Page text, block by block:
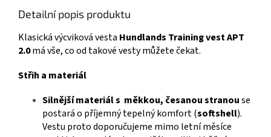
Detailní popis produktu
Klasická výcviková vesta Hundlands Training vest APT
2.0má vše, co od takové vesty můžete čekat.
Střih a materiál
Silnější materiál s měkkou, česanou stranouse
postará o příjemný tepelný komfort (softshell).
Vestu proto doporučujeme mimo letní měsíce